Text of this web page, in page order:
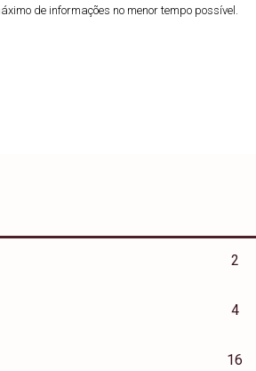
de informações no menor tempo possível.
2
4
16